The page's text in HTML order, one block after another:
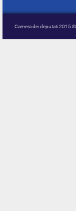
Camera dei deputati 2015